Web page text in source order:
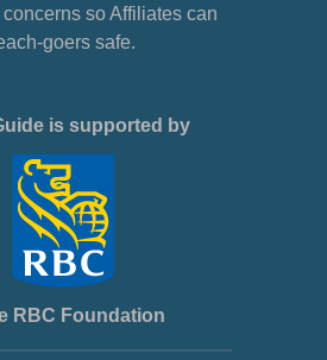
so Affiliates can
goers safe.
is supported by
RBC Foundation